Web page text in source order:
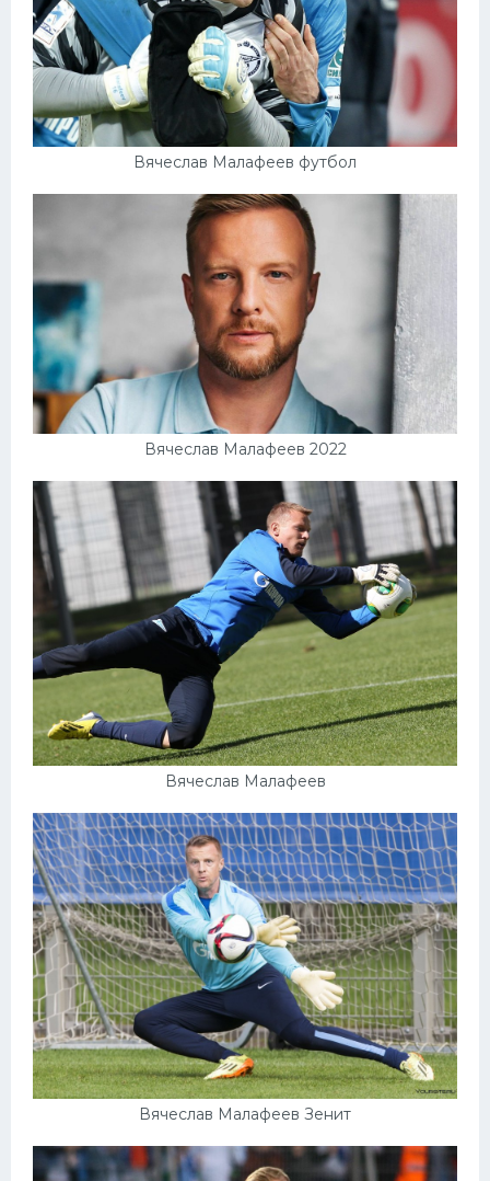
Вячеслав Малафеев футбол
Вячеслав Малафеев 2022
Вячеслав Малафеев
Вячеслав Малафеев Зенит